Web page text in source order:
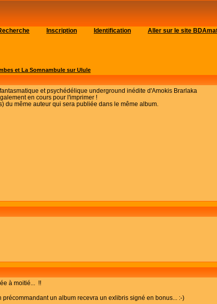
Inscription Identification Aller sur le site
et La Somnambule sur Ulule
et psychédélique underground inédite d'Amokis Brarlaka
en cours pour l'imprimer !
du même auteur qui sera publiée dans le même album.
à moitié... !!
un album recevra un exlibris signé en bonus... :-)